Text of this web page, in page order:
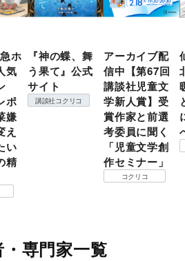
ホ
気
ポ
嫌
え
い
精
『神の蝶、舞
う果て』公式
サイト
講談社コクリコ
アーカイブ配
信中【第67回
講談社児童文
学新人賞】受
賞作家と前選
考委員に聞く
「児童文学創
作セミナー」
コクリコ
・専門家一覧